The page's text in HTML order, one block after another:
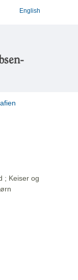
English
; Keiser og